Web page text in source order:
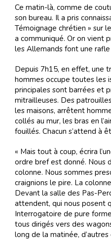
Ce matin-là, comme de
son bureau. Il a pris
Témoignage chrétien » sur
a communiqué. Or on vient
les Allemands font une
Depuis 7h15, en effet, une
hommes occupe toutes les
principales sont barrées et
mitrailleuses. Des
les maisons, arrêtent
collés au mur, les bras en
fouillés. Chacun s’attend à
« Mais tout à coup, écrira
ordre bref est donné. Nous
colonne. Nous sommes
craignions le pire. La
Devant la salle des Pas-
attendent, qui nous posent
Interrogatoire de pure
tous dirigés vers des
long de la matinée,